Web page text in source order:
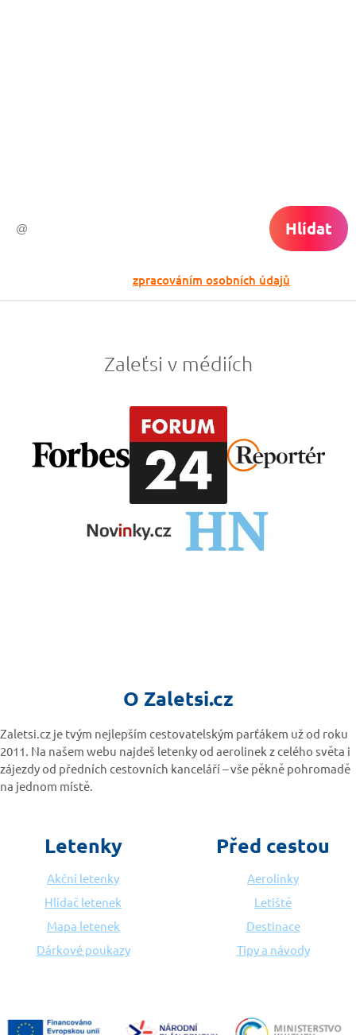
Hlídat
zpracováním osobních údajů
Zaleťsi v médiích
O Zaletsi.cz
Zaletsi.cz je tvým nejlepším cestovatelským parťákem už od roku
2011. Na našem webu najdeš letenky od aerolinek z celého světa i
zájezdy od předních cestovních kanceláří – vše pěkně pohromadě
na jednom místě.
Letenky
Akční letenky
Hlídač letenek
Mapa letenek
Dárkové poukazy
Před cestou
Aerolinky
Letiště
Destinace
Tipy a návody